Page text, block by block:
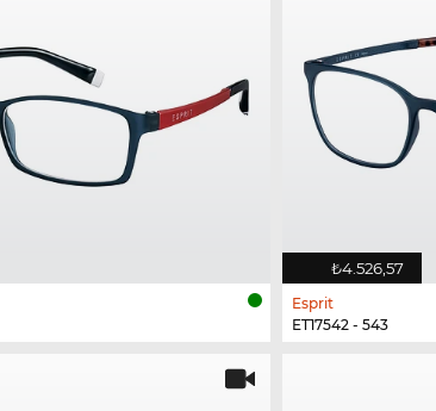
₺4.526,57
Esprit
ET17542 - 543